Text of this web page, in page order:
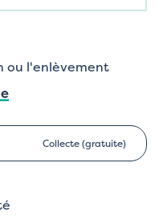
ou l'enlèvement
Collecte (gratuite)